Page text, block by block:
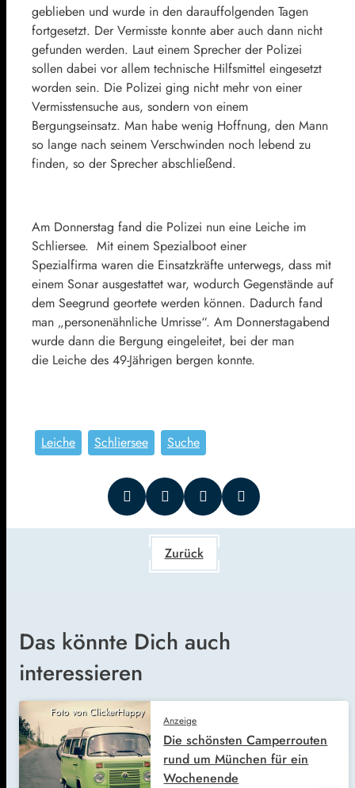
geblieben und wurde in den darauffolgenden Tagen
fortgesetzt. Der Vermisste konnte aber auch dann nicht
gefunden werden. Laut einem Sprecher der Polizei
sollen dabei vor allem technische Hilfsmittel eingesetzt
worden sein. Die Polizei ging nicht mehr von einer
Vermisstensuche aus, sondern von einem
Bergungseinsatz. Man habe wenig Hoffnung, den Mann
so lange nach seinem Verschwinden noch lebend zu
finden, so der Sprecher abschließend.
Am Donnerstag fand die Polizei nun eine Leiche im
Schliersee. Mit einem Spezialboot einer
Spezialfirma waren die Einsatzkräfte unterwegs, dass mit
einem Sonar ausgestattet war, wodurch Gegenstände auf
dem Seegrund geortete werden können. Dadurch fand
man „personenähnliche Umrisse“. Am Donnerstagabend
wurde dann die Bergung eingeleitet, bei der man
die Leiche des 49-Jährigen bergen konnte.
Leiche Schliersee Suche
Zurück
Das könnte Dich auch
interessieren
Foto von ClickerHappy
Anzeige
Die schönsten Camperrouten
rund um München für ein
Wochenende